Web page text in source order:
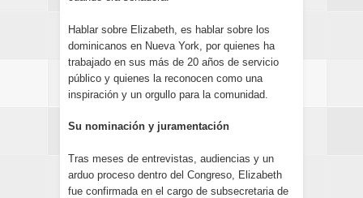
Hablar sobre Elizabeth, es hablar sobre los
dominicanos en Nueva York, por quienes ha
trabajado en sus más de 20 años de servicio
público y quienes la reconocen como una
inspiración y un orgullo para la comunidad.
Su nominación y juramentación
Tras meses de entrevistas, audiencias y un
arduo proceso dentro del Congreso, Elizabeth
fue confirmada en el cargo de subsecretaria de